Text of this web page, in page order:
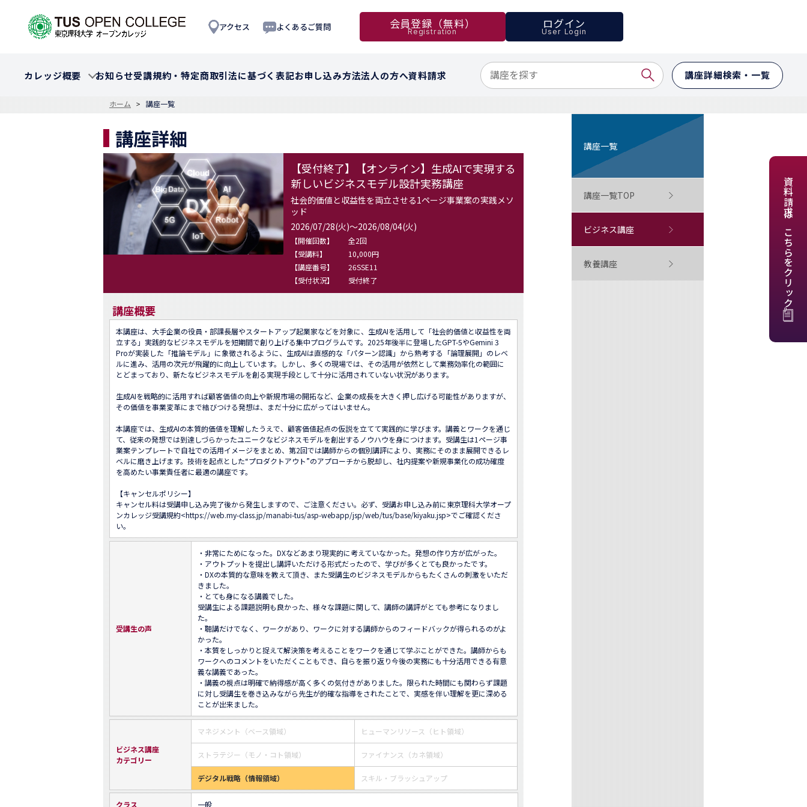
アクセス よくあるご質問 会員登録（無料）
Registration
ログイン
User Login
カレッジ概要 お知らせ受講規約・特定商取引法に基づく表記お申し込み方法法人の方へ資料請求 講座詳細検索・一覧
資料請求はこちらをクリック
ホーム 講座一覧
講座詳細
【受付終了】【オンライン】生成AIで実現する
新しいビジネスモデル設計実務講座
社会的価値と収益性を両立させる1ページ事業案の実践メソ
ッド
2026/07/28(火)～2026/08/04(火)
【開催回数】
全2回
【受講料】
10,000円
【講座番号】
26SSE11
【受付状況】
受付終了
講座概要
本講座は、大手企業の役員・部課長層やスタートアップ起業家などを対象に、生成AIを活用して「社会的価値と収益性を両
立する」実践的なビジネスモデルを短期間で創り上げる集中プログラムです。2025年後半に登場したGPT-5やGemini 3
Proが実装した「推論モデル」に象徴されるように、生成AIは直感的な「パターン認識」から熟考する「論理展開」のレベ
ルに進み、活用の次元が飛躍的に向上しています。しかし、多くの現場では、その活用が依然として業務効率化の範囲に
とどまっており、新たなビジネスモデルを創る実現手段として十分に活用されていない状況があります。
生成AIを戦略的に活用すれば顧客価値の向上や新規市場の開拓など、企業の成長を大きく押し広げる可能性がありますが、
その価値を事業変革にまで結びつける発想は、まだ十分に広がってはいません。
本講座では、生成AIの本質的価値を理解したうえで、顧客価値起点の仮説を立てて実践的に学びます。講義とワークを通じ
て、従来の発想では到達しづらかったユニークなビジネスモデルを創出するノウハウを身につけます。受講生は1ページ事
業案テンプレートで自社での活用イメージをまとめ、第2回では講師からの個別講評により、実務にそのまま展開できるレ
ベルに磨き上げます。技術を起点とした“プロダクトアウト”のアプローチから脱却し、社内提案や新規事業化の成功確度
を高めたい事業責任者に最適の講座です。
【キャンセルポリシー】
キャンセル料は受講申し込み完了後から発生しますので、ご注意ください。必ず、受講お申し込み前に東京理科大学オープ
ンカレッジ受講規約<https://web.my-class.jp/manabi-tus/asp-webapp/jsp/web/tus/base/kiyaku.jsp>でご確認くださ
い。
受講生の声
・非常にためになった。DXなどあまり現実的に考えていなかった。発想の作り方が広がった。
・アウトプットを提出し講評いただける形式だったので、学びが多くとても良かったです。
・DXの本質的な意味を教えて頂き、また受講生のビジネスモデルからもたくさんの刺激をいただ
きました。
・とても身になる講義でした。
受講生による課題説明も良かった、様々な課題に関して、講師の講評がとても参考になりまし
た。
・聴講だけでなく、ワークがあり、ワークに対する講師からのフィードバックが得られるのがよ
かった。
・本質をしっかりと捉えて解決策を考えることをワークを通じて学ぶことができた。講師からも
ワークへのコメントをいただくこともでき、自らを振り返り今後の実務にも十分活用できる有意
義な講義であった。
・講義の視点は明確で納得感が高く多くの気付きがありました。限られた時間にも関わらず課題
に対し受講生を巻き込みながら先生が的確な指導をされたことで、実感を伴い理解を更に深める
ことが出来ました。
ビジネス講座
カテゴリー
マネジメント（ベース領域） ヒューマンリソース（ヒト領域）
ストラテジー（モノ・コト領域） ファイナンス（カネ領域）
デジタル戦略（情報領域） スキル・ブラッシュアップ
クラス 一般
講座一覧
講座一覧TOP
ビジネス講座
教養講座